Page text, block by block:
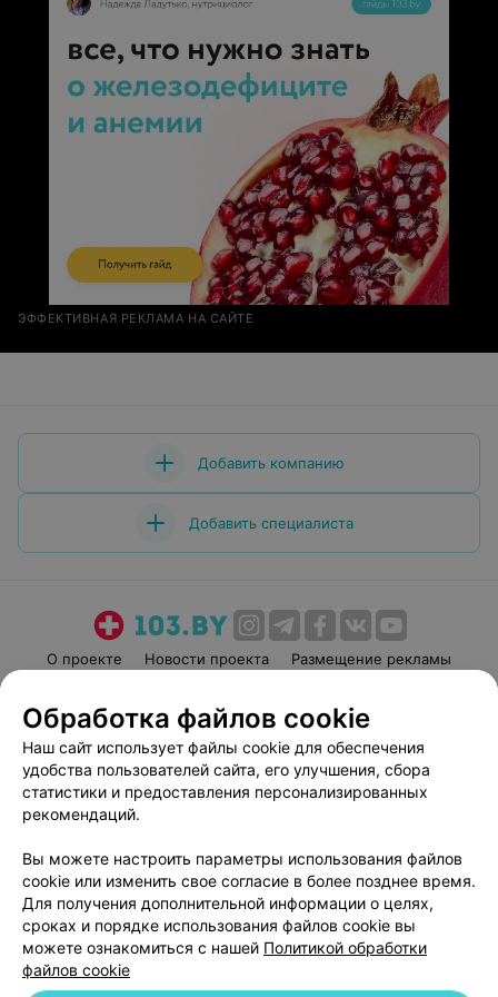
ЭФФЕКТИВНАЯ РЕКЛАМА НА САЙТЕ
Добавить компанию
Добавить специалиста
О проекте Новости проекта
Размещение рекламы
Пользовательское соглашение
Способы оплаты
Вакансии
Партнеры
Написать руководителю 103.by
Обработка персональных данных
Обработка файлов cookie
Наш сайт использует файлы cookie для обеспечения
удобства пользователей сайта, его улучшения, сбора
статистики и предоставления персонализированных
рекомендаций.
Вы можете настроить параметры использования файлов
cookie или изменить свое согласие в более позднее время.
Для получения дополнительной информации о целях,
сроках и порядке использования файлов cookie вы
можете ознакомиться с нашей Политикой обработки
файлов cookie